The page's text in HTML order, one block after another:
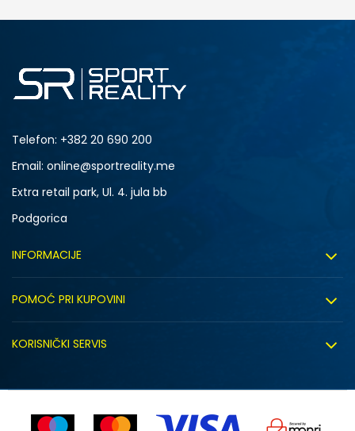
Telefon: +382 20 690 200
Email: online@sportreality.me
Extra retail park, Ul. 4. jula bb
Podgorica
INFORMACIJE
Zapošljavanje
Sindikalna prodaja
Kontakt
POMOĆ PRI KUPOVINI
Kako kupiti
Uputstvo za registraciju
KORISNIČKI SERVIS